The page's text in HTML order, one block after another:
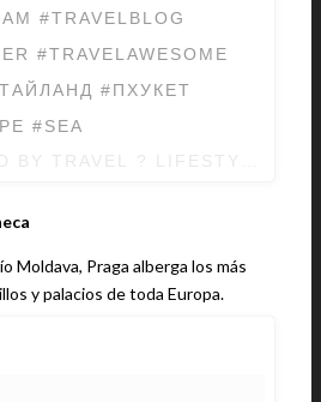
#TRAVELBLOG
#TRAVELAWESOME
#ПХУКЕТ
#SEA
Moldava, Praga alberga los más
y palacios de toda Europa.